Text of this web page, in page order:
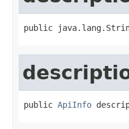
public
public ApiInfo